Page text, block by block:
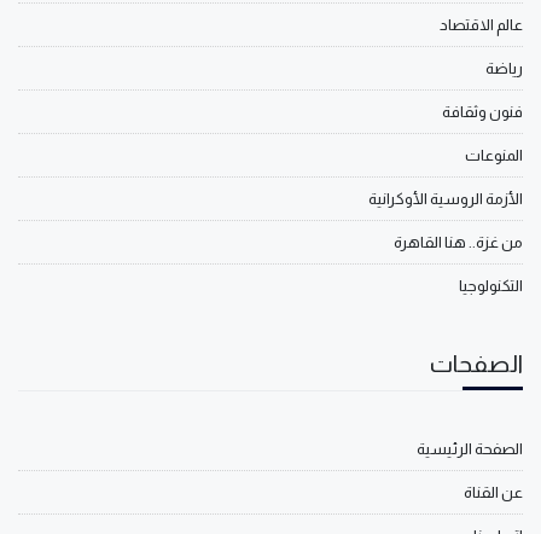
عالم الاقتصاد
رياضة
فنون وثقافة
المنوعات
الأزمة الروسية الأوكرانية
من غزة.. هنا القاهرة
التكنولوجيا
الصفحات
الصفحة الرئيسية
عن القناة